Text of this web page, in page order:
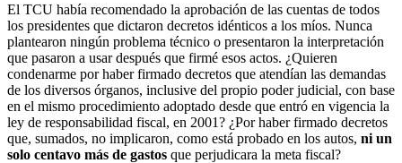
El TCU había recomendado la aprobación de las cuentas de todos
los presidentes que dictaron decretos idénticos a los míos. Nunca
plantearon ningún problema técnico o presentaron la interpretación
que pasaron a usar después que firmé esos actos. ¿Quieren
condenarme por haber firmado decretos que atendían las demandas
de los diversos órganos, inclusive del propio poder judicial, con base
en el mismo procedimiento adoptado desde que entró en vigencia la
ley de responsabilidad fiscal, en 2001? ¿Por haber firmado decretos
que, sumados, no implicaron, como está probado en los autos, ni un
solo centavo más de gastos que perjudicara la meta fiscal?